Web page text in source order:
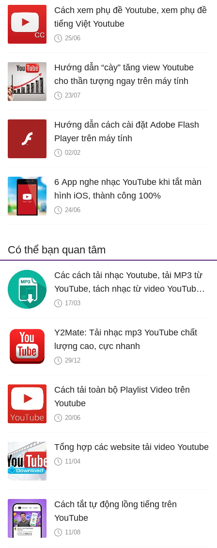
Cách xem phụ đề Youtube, xem phụ đề
tiếng Việt Youtube
25/06
Hướng dẫn “cày” tăng view Youtube
cho thần tượng ngay trên máy tính
23/07
Hướng dẫn cách cài đặt Adobe Flash
Player trên máy tính
02/02
6 App nghe nhạc YouTube khi tắt màn
hình iOS, thành công 100%
24/06
Có thể bạn quan tâm
Các cách tải nhạc Youtube, tải MP3 từ
YouTube, tách nhạc từ video YouTube
cực dễ
17/03
Y2Mate: Tải nhạc mp3 YouTube chất
lượng cao, cực nhanh
29/12
Cách tải toàn bộ Playlist Video trên
Youtube
20/06
Tổng hợp các website tải video Youtube
11/04
Cách tắt tự động lồng tiếng trên
YouTube
11/08